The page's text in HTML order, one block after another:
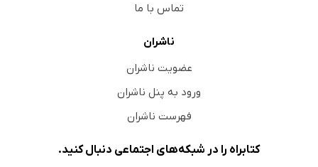
تماس با ما
ناشران
عضویت ناشران
ورود به پنل ناشران
فهرست ناشران
کتابراه را در شبکه‌های اجتماعی دنبال کنید.